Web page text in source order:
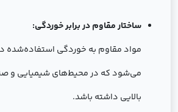
ساختار مقاوم در برابر خوردگی:
مواد مقاوم به خوردگی استفاده‌شده
می‌شود که در محیط‌های شیمیایی و
بالایی داشته باشد.